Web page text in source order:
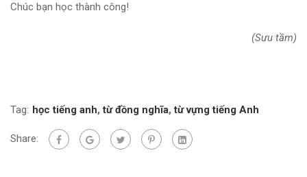
Chúc bạn học thành công!
(Sưu tầm)
Tag: học tiếng anh,từ đồng nghĩa,từ vựng tiếng Anh
Share: